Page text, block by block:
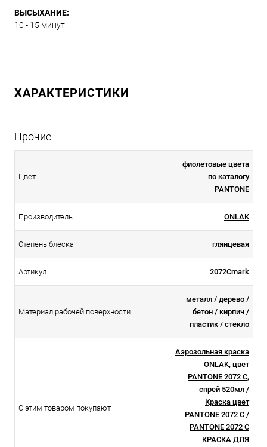
ВЫСЫХАНИЕ:
10 - 15 минут.
ХАРАКТЕРИСТИКИ
Прочие
Цвет
фиолетовые цвета
по каталогу
PANTONE
Производитель ONLAK
Степень блеска глянцевая
Артикул 2072Cmark
Материал рабочей поверхности
металл / дерево /
бетон / кирпич /
пластик / стекло
С этим товаром покупают
Аэрозольная краска
ONLAK, цвет
PANTONE 2072 C,
спрей 520мл /
Краска цвет
PANTONE 2072 C /
PANTONE 2072 C
КРАСКА ДЛЯ